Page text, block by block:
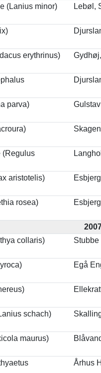
(Lanius minor) Lebøl,
erythrinus)
parva)
Skagen
(Regulus
aristotelis)
rosea)
collaris) Stubbe
Egå
schach)
maurus)
Århus